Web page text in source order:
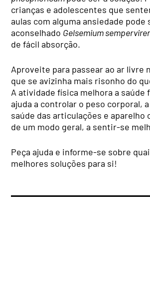
crianças e adolescentes que
aulas com alguma ansiedade pode
aconselhado Gelsemium
de fácil absorção.
Aproveite para passear ao ar livre
que se avizinha mais risonho do
A atividade física melhora a saúde
ajuda a controlar o peso corporal,
saúde das articulações e aparelho
de um modo geral, a sentir-se
Peça ajuda e informe-se sobre
melhores soluções para si!